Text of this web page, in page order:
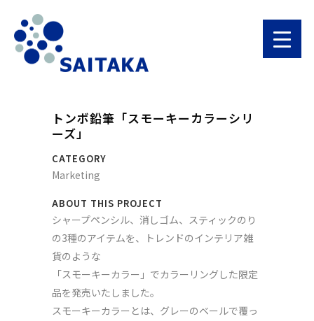
トンボ鉛筆「スモーキーカラーシリ
ーズ」
CATEGORY
Marketing
ABOUT THIS PROJECT
シャープペンシル、消しゴム、スティックのり
の3種のアイテムを、トレンドのインテリア雑
貨のような
「スモーキーカラー」でカラーリングした限定
品を発売いたしました。
スモーキーカラーとは、グレーのベールで覆っ